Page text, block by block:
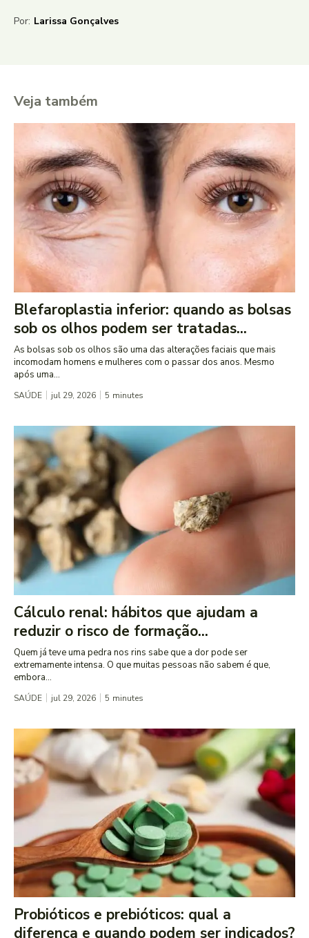
Por: Larissa Gonçalves
Veja também
Blefaroplastia inferior: quando as bolsas
sob os olhos podem ser tratadas...
As bolsas sob os olhos são uma das alterações faciais que mais
incomodam homens e mulheres com o passar dos anos. Mesmo
após uma...
SAÚDE jul 29, 2026 5 minutes
Cálculo renal: hábitos que ajudam a
reduzir o risco de formação...
Quem já teve uma pedra nos rins sabe que a dor pode ser
extremamente intensa. O que muitas pessoas não sabem é que,
embora...
SAÚDE jul 29, 2026 5 minutes
Probióticos e prebióticos: qual a
diferença e quando podem ser indicados?